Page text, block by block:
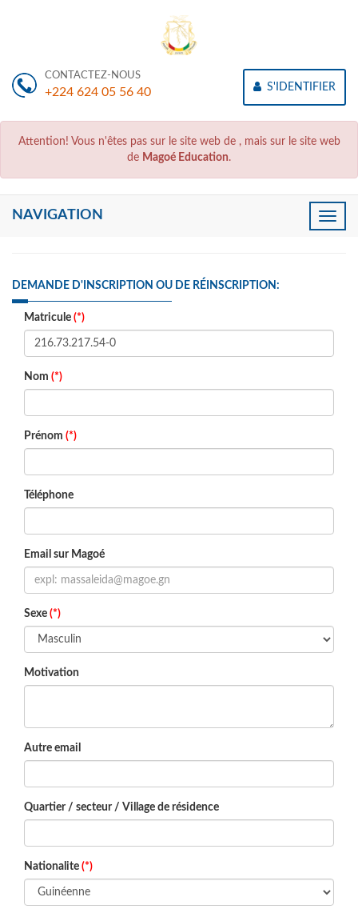
CONTACTEZ-NOUS
+224 624 05 56 40 S'IDENTIFIER
Attention! Vous n'êtes pas sur le site web de , mais sur le site web
de Magoé Education.
Toggle
NAVIGATION
DEMANDE D'INSCRIPTION OU DE RÉINSCRIPTION:
Matricule (*)
Nom (*)
Prénom (*)
Téléphone
Email sur Magoé
Sexe (*)
Motivation
Autre email
Quartier / secteur / Village de résidence
Nationalite (*)